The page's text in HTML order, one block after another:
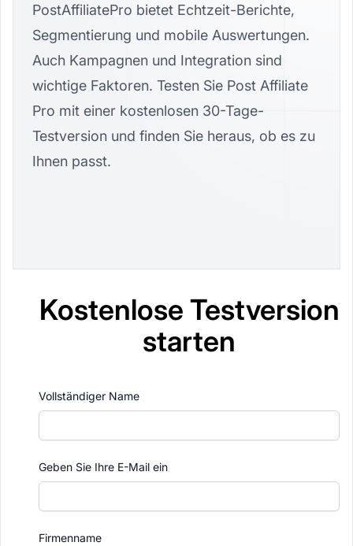
PostAffiliatePro bietet Echtzeit-Berichte,
Segmentierung und mobile Auswertungen.
Auch Kampagnen und Integration sind
wichtige Faktoren. Testen Sie Post Affiliate
Pro mit einer kostenlosen 30-Tage-
Testversion und finden Sie heraus, ob es zu
Ihnen passt.
Kostenlose Testversion
starten
Vollständiger Name
Geben Sie Ihre E-Mail ein
Firmenname